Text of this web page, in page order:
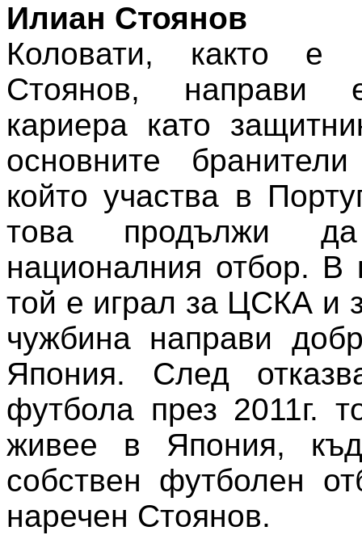
Илиан Стоянов
Коловати, както е
Стоянов, направи
кариера като
основните
който участва в
това продължи
националния отбор. В
той е играл за ЦСКА и
чужбина направи
Япония. След
футбола през 2011г.
живее в Япония,
собствен футболен
наречен Стоянов.